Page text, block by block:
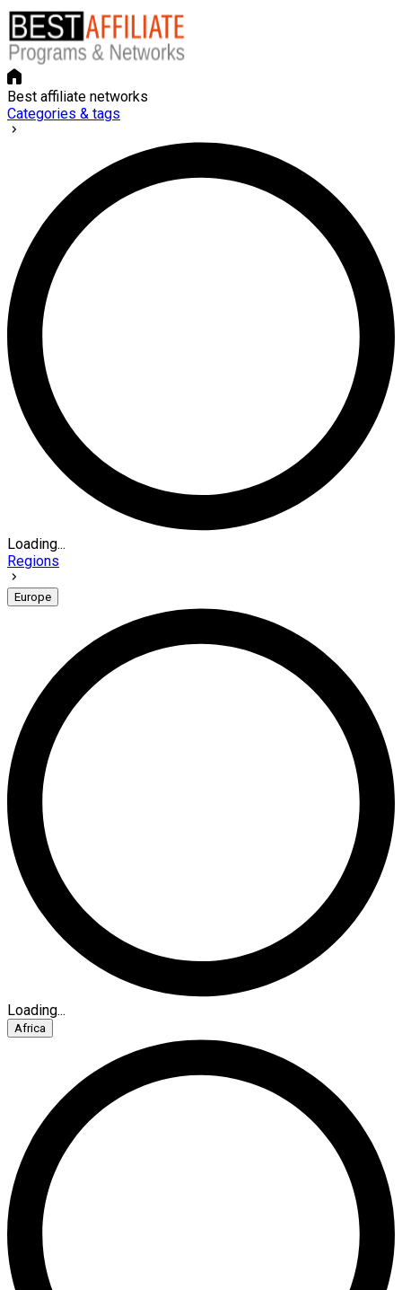
Best affiliate networks
Categories & tags
Loading...
Regions
Europe
Loading...
Africa